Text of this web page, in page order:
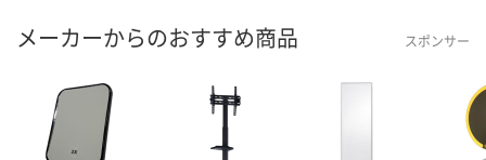
メーカーからのおすすめ商品 スポンサー